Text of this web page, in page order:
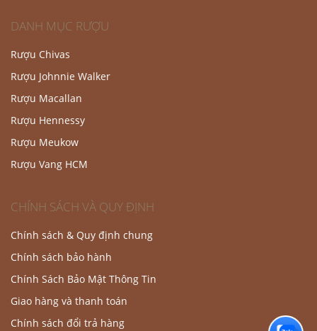
DANH MỤC RƯỢU
Rượu Chivas
Rượu Johnnie Walker
Rượu Macallan
Rượu Hennessy
Rượu Meukow
Rượu Vang HCM
CHÍNH SÁCH VÀ QUY ĐỊNH
Chính sách & Quy định chung
Chính sách bảo hành
Chính Sách Bảo Mật Thông Tin
Giao hàng và thanh toán
Chính sách đổi trả hàng